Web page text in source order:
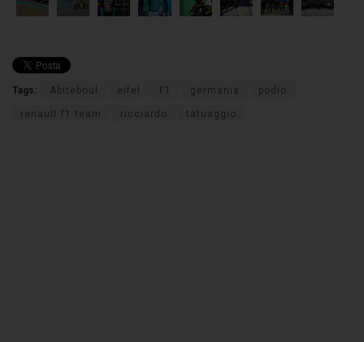
Tags: Abiteboul eifel F1 germania podio
renault f1 team ricciardo tatuaggio